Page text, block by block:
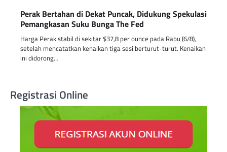
Perak Bertahan di Dekat Puncak, Didukung Spekulasi
Pemangkasan Suku Bunga The Fed
Harga Perak stabil di sekitar $37,8 per ounce pada Rabu (6/8),
setelah mencatatkan kenaikan tiga sesi berturut-turut. Kenaikan
ini didorong…
Registrasi Online